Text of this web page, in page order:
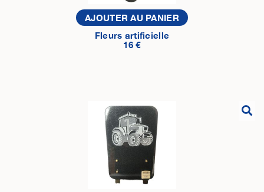
AJOUTER AU PANIER
Fleurs artificielle
16 €